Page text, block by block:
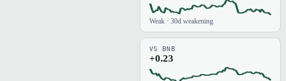
Weak · 30d weakening
VS BNB
+0.23